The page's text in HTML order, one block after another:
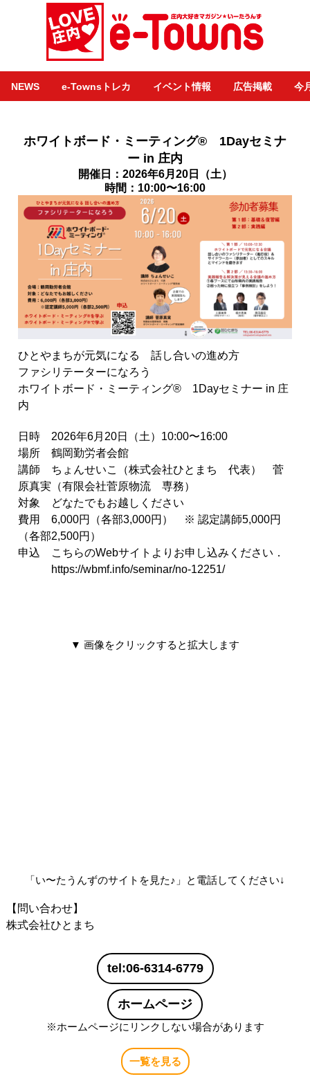
NEWS e-Townsトレカ イベント情報 広告掲載 今
ホワイトボード・ミーティング® 1Dayセミナ
ー in 庄内
開催日：2026年6月20日（土）
時間：10:00〜16:00
ひとやまちが元気になる 話し合いの進め方
ファシリテーターになろう
ホワイトボード・ミーティング® 1Dayセミナー in 庄
内
日時 2026年6月20日（土）10:00〜16:00
場所 鶴岡勤労者会館
講師 ちょんせいこ（株式会社ひとまち 代表） 菅
原真実（有限会社菅原物流 専務）
対象 どなたでもお越しください
費用 6,000円（各部3,000円） ※ 認定講師5,000円
（各部2,500円）
申込 こちらのWebサイトよりお申し込みください．
https://wbmf.info/seminar/no-12251/
▼ 画像をクリックすると拡大します
「い〜たうんずのサイトを見た♪」と電話してください↓
【問い合わせ】
株式会社ひとまち
tel:06-6314-6779
ホームページ
※ホームページにリンクしない場合があります
一覧を見る